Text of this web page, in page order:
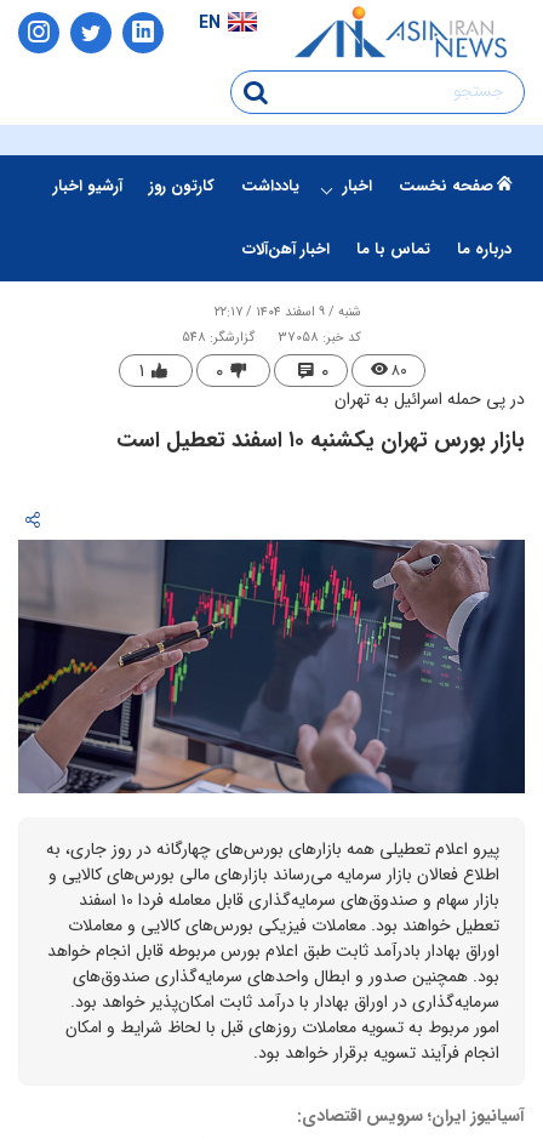
EN
صفحه نخست اخبار یادداشت کارتون روز آرشیو اخبار
درباره ما تماس با ما اخبار آهن‌آلات
شنبه / ۹ اسفند ۱۴۰۴ / ۲۲:۱۷
کد خبر: 37058
گزارشگر: 548
۸۰ ۰ ۰ ۱
در پی حمله اسرائیل به تهران
​بازار بورس تهران یکشنبه ۱۰ اسفند تعطیل است
پیرو اعلام تعطیلی همه بازارهای بورس‌های چهارگانه در روز جاری، به
اطلاع فعالان بازار سرمایه می‌رساند بازارهای مالی بورس‌های کالایی و
بازار سهام و صندوق‌های سرمایه‌گذاری قابل معامله فردا ۱۰ اسفند
تعطیل خواهند بود. معاملات فیزیکی بورس‌های کالایی و معاملات
اوراق بهادار بادرآمد ثابت طبق اعلام بورس مربوطه قابل انجام خواهد
بود. همچنین صدور و ابطال واحدهای سرمایه‌گذاری صندوق‌های
سرمایه‌گذاری در اوراق بهادار با درآمد ثابت امکان‌پذیر خواهد بود.
امور مربوط به تسویه معاملات روزهای قبل با لحاظ شرایط و امکان
انجام فرآیند تسویه برقرار خواهد بود.
آسیانیوز ایران؛ سرویس اقتصادی: